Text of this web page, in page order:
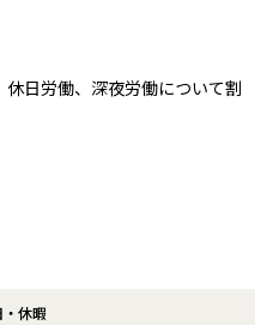
日労働、深夜労働について割
休暇